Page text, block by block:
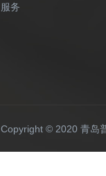
服务
Copyright © 2020 青岛